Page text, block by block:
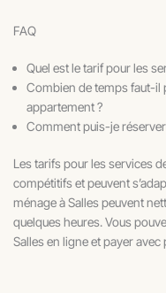
FAQ
Quel est le tarif pour les
Combien de temps faut-il
appartement ?
Comment puis-je
Les tarifs pour les services
compétitifs et peuvent
ménage à Salles peuvent
quelques heures. Vous
Salles en ligne et payer